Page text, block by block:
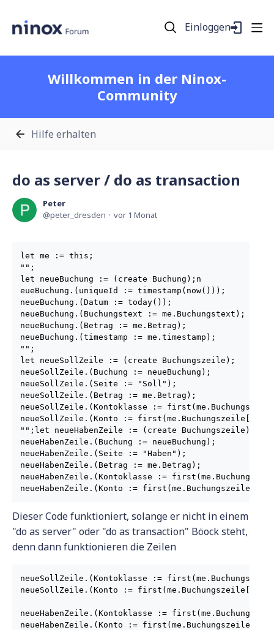
Einloggen
Willkommen in der Ninox-
Community
Hilfe erhalten
do as server / do as transaction
Peter
peter_dresden
vor 1 Monat
let me := this;
"";
let neueBuchung := (create Buchung);n
eueBuchung.(uniqueId := timestamp(now()));
neueBuchung.(Datum := today());
neueBuchung.(Buchungstext := me.Buchungstext);
neueBuchung.(Betrag := me.Betrag);
neueBuchung.(timestamp := me.timestamp);
"";
let neueSollZeile := (create Buchungszeile);
neueSollZeile.(Buchung := neueBuchung);
neueSollZeile.(Seite := "Soll");
neueSollZeile.(Betrag := me.Betrag);
neueSollZeile.(Kontoklasse :=
neueSollZeile.(Konto :=
"";let neueHabenZeile := (create Buchungszeile);
neueHabenZeile.(Buchung := neueBuchung);
neueHabenZeile.(Seite := "Haben");
neueHabenZeile.(Betrag := me.Betrag);
neueHabenZeile.(Kontoklasse :=
neueHabenZeile.(Konto :=
Dieser Code funktioniert, solange er nicht in einem
"do as server" oder "do as transaction" Böock steht,
denn dann funktionieren die Zeilen
neueSollZeile.(Kontoklasse :=
neueSollZeile.(Konto :=
neueHabenZeile.(Kontoklasse :=
neueHabenZeile.(Konto :=